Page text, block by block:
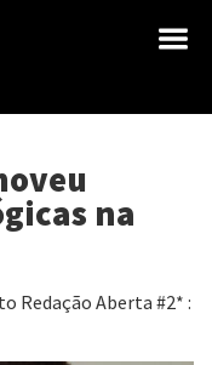
na
Redação Aberta #2* :